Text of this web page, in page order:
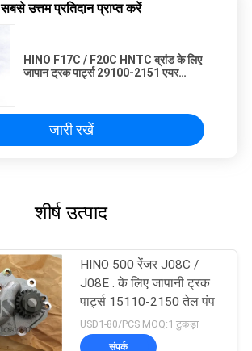
सबसे उत्तम प्रतिदान प्राप्त करें
HINO F17C / F20C HNTC ब्रांड के लिए
जापान ट्रक पार्ट्स 29100-2151 एयर
जारी रखें
शीर्ष उत्पाद
HINO 500 रेंजर J08C /
J08E . के लिए जापानी ट्रक
पार्ट्स 15110-2150 तेल पंप
USD1-80/PCS MOQ:1 टुकड़ा
संपर्क